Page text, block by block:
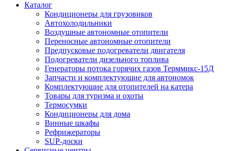
Каталог
Кондиционеры для грузовиков
Автохолодильники
Воздушные автономные отопители
Переносные автономные отопители
Предпусковые подогреватели двигателя
Подогреватели дизельного топлива
Генераторы потока горячих газов Терммикс-15Д
Запчасти и комплектующие для автономок
Комплектующие для отопителей на катера
Товары для туризма и охоты
Термосумки
Кондиционеры для дома
Винные шкафы
Рефрижераторы
SUP-доски